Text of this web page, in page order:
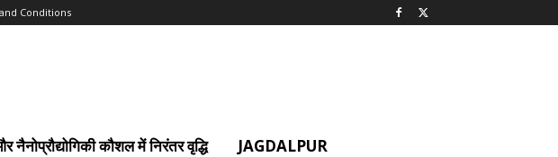
Conditions
कौशल में निरंतर वृद्धि JAGDALPUR